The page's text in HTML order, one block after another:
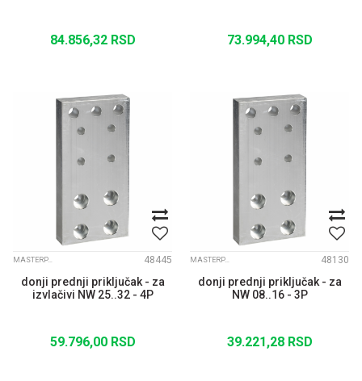
84.856,32 RSD 73.994,40 RSD
MASTERPACT NW 48445
donji prednji priključak - za
izvlačivi NW 25..32 - 4P
59.796,00 RSD
MASTERPACT NW 48130
donji prednji priključak - za
NW 08..16 - 3P
39.221,28 RSD